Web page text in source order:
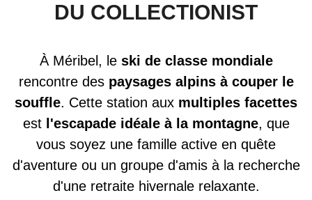
DU COLLECTIONIST
À Méribel, le ski de classe mondiale
rencontre des paysages alpins à couper le
souffle. Cette station aux multiples facettes
est l'escapade idéale à la montagne, que
vous soyez une famille active en quête
d'aventure ou un groupe d'amis à la recherche
d'une retraite hivernale relaxante.